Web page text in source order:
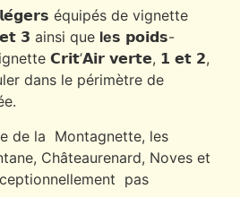
équipés de vignette
𝟯 ainsi que le𝘀 𝗽𝗼𝗶𝗱𝘀-
𝗖𝗿𝗶𝘁’𝗔𝗶𝗿 𝘃𝗲𝗿𝘁𝗲, 𝟭 𝗲𝘁 𝟮,
dans le périmètre de
de la Montagnette, les
Châteaurenard, Noves et
pas